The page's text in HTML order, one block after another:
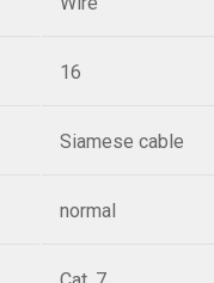
16
Siamese cable
normal